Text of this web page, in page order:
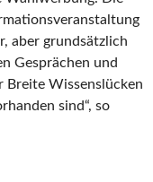
aber grundsätzlich
Gesprächen und
Breite Wissenslücken
sind“, so